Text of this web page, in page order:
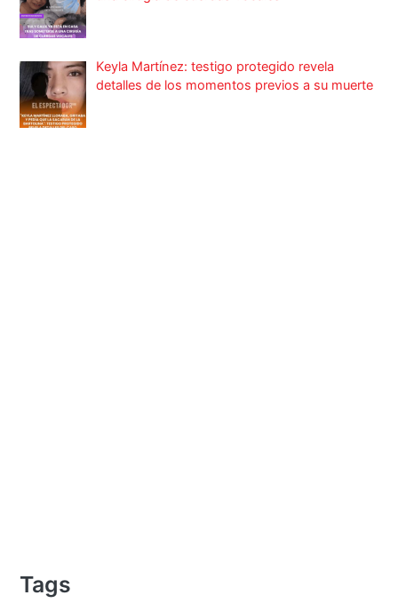
Keyla Martínez: testigo protegido revela
detalles de los momentos previos a su muerte
Tags